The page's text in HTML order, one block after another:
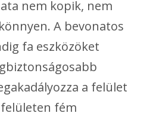
nem kopik, nem
A bevonatos
fa eszközöket
a felület
fém